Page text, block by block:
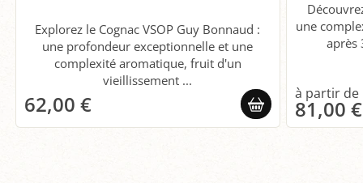
Explorez le Cognac VSOP Guy Bonnaud :
une profondeur exceptionnelle et une
complexité aromatique, fruit d'un
vieillissement ...
62,00 €
une
après
81,00 €